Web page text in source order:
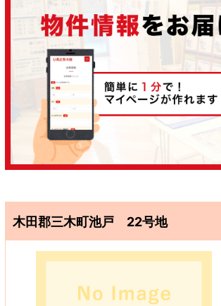
木田郡三木町池戸 22号地